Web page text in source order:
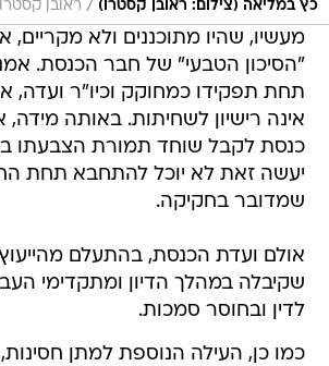
כץ במליאה (צילום: ראובן קסטרו) / ראובן קסטרו
מעשיו, שהיו מתוכננים ולא מקריים,
"הסיכון הטבעי" של חבר הכנסת.
תחת תפקידו כמחוקק וכיו"ר ועדה,
אינה רישיון לשחיתות. באותה
כנסת לקבל שוחד תמורת הצבעתו
יעשה זאת לא יוכל להתחבא תחת
שמדובר בחקיקה.
אולם ועדת הכנסת, בהתעלם
שקיבלה במהלך הדיון ומתקדימי
לדין ובחוסר סמכות.
כמו כן, העילה הנוספת למתן